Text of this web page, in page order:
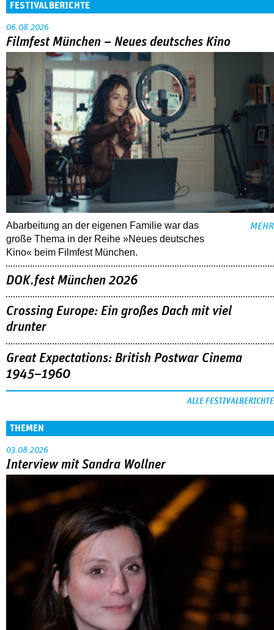
FESTIVALBERICHTE
06.08.2026
Filmfest München – Neues deutsches Kino
Abarbeitung an der eigenen Familie war das
große Thema in der Reihe »Neues deutsches
Kino« beim Filmfest München.
MEHR
DOK.fest München 2026
Crossing Europe: Ein großes Dach mit viel
drunter
Great Expectations: British Postwar Cinema
1945–1960
ALLE FESTIVALBERICHTE
THEMEN
03.08.2026
Interview mit Sandra Wollner